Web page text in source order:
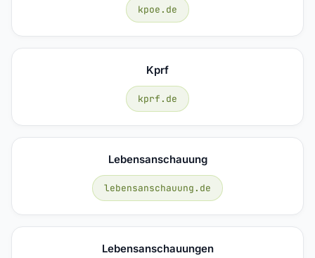
kpoe.de
Kprf
kprf.de
Lebensanschauung
lebensanschauung.de
Lebensanschauungen